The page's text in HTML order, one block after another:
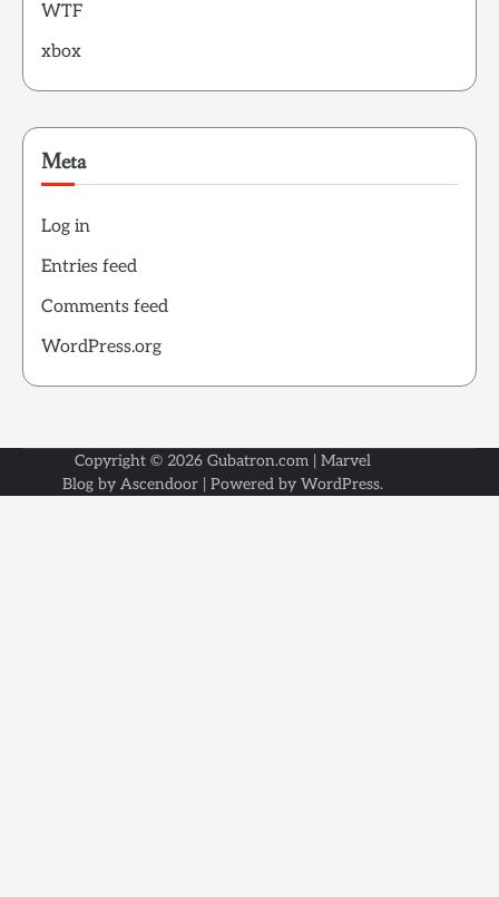
WTF
xbox
Meta
Log in
Entries feed
Comments feed
WordPress.org
Copyright © 2026 Gubatron.com | Marvel
Blog by Ascendoor | Powered by WordPress.